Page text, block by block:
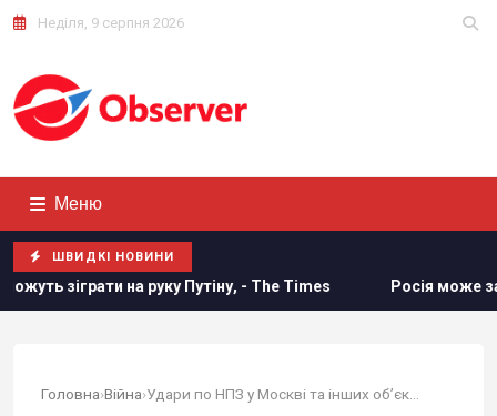
Неділя, 9 серпня 2026
Меню
ШВИДКІ НОВИНИ
Путіну, - The Times Росія може застосувати ядерну
Головна›Війна›